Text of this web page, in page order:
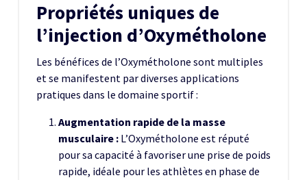
Propriétés uniques de
l’injection d’Oxymétholone
Les bénéfices de l’Oxymétholone sont multiples
et se manifestent par diverses applications
pratiques dans le domaine sportif :
Augmentation rapide de la masse
musculaire : L’Oxymétholone est réputé
pour sa capacité à favoriser une prise de poids
rapide, idéale pour les athlètes en phase de